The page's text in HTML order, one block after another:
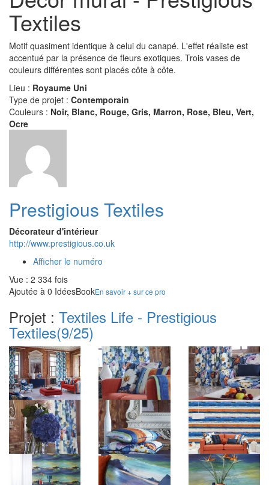
Textiles
Motif quasiment identique à celui du canapé. L'effet réaliste est
accentué par la présence de fleurs exotiques. Trois vases de
couleurs différentes sont placés côte à côte.
Lieu : Royaume Uni
Type de projet : Contemporain
Couleurs : Noir, Blanc, Rouge, Gris, Marron, Rose, Bleu, Vert,
Ocre
Prestigious Textiles
Décorateur d'intérieur
http://www.prestigious.co.uk
Afficher le numéro
Vue : 2 334 fois
Ajoutée à 0 IdéesBookEn savoir + sur ce pro
Projet : Textiles Life - Prestigious
Textiles(9/25)